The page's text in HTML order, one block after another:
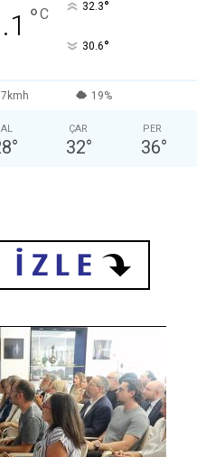
°C 32.3°
30.6°
19%
°
ÇAR
32°
PER
36°